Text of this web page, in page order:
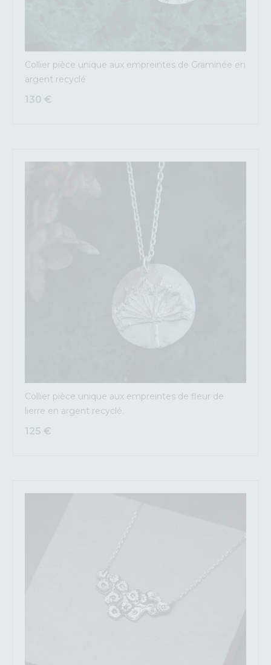
Collier pièce unique aux empreintes de Graminée en
argent recyclé
130 €
Collier pièce unique aux empreintes de fleur de
lierre en argent recyclé.
125 €